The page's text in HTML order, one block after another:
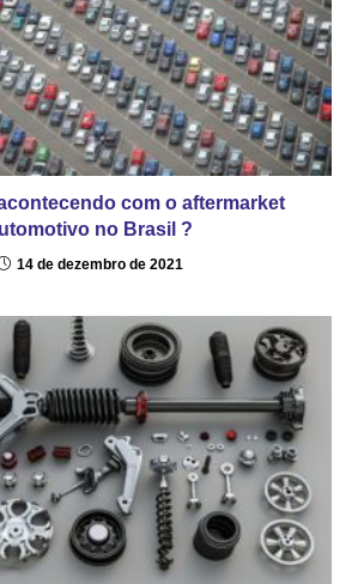
com o aftermarket
no Brasil ?
14 de dezembro de 2021